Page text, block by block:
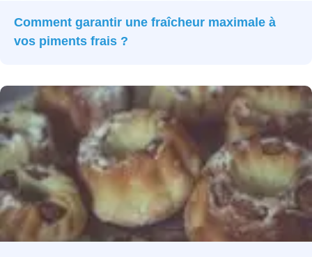
Comment garantir une fraîcheur maximale à
vos piments frais ?